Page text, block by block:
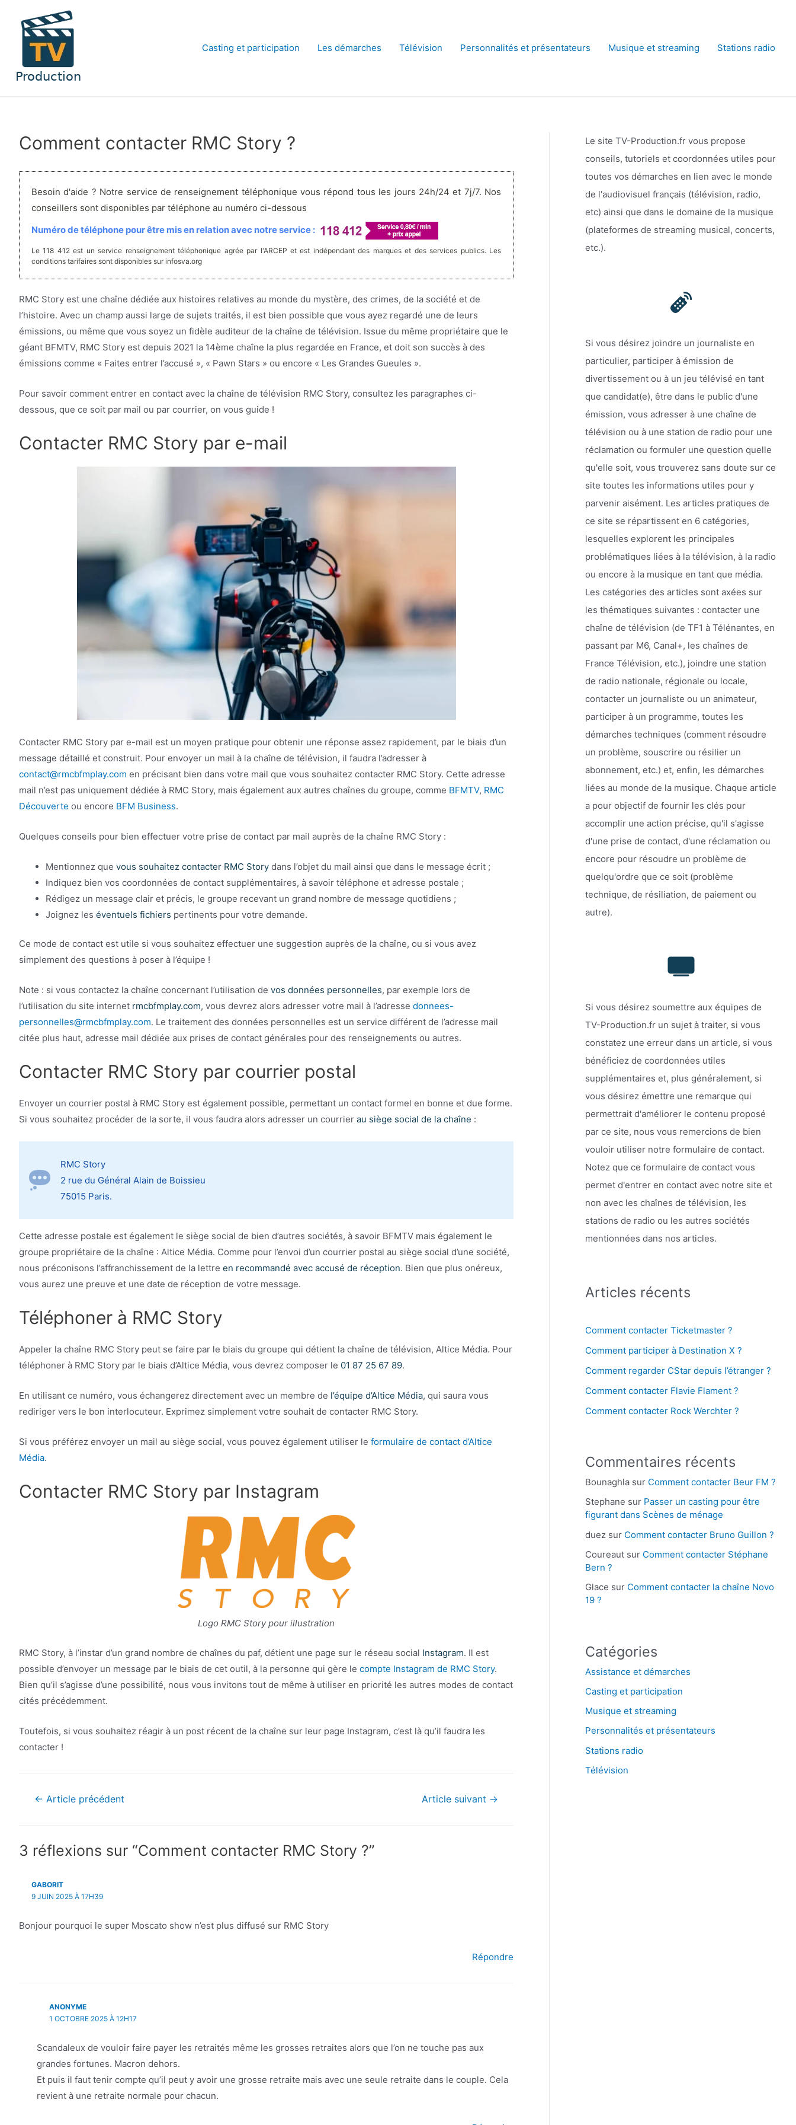
contenu
Casting et participation Les démarches Télévision Personnalités et présentateurs Musique et streaming Stations radio
Comment contacter RMC Story ?
Besoin d'aide ? Notre service de renseignement téléphonique vous répond tous les jours 24h/24 et 7j/7. Nos
conseillers sont disponibles par téléphone au numéro ci-dessous
Numéro de téléphone pour être mis en relation avec notre service :
Le 118 412 est un service renseignement téléphonique agrée par l'ARCEP et est indépendant des marques et des services publics. Les
conditions tarifaires sont disponibles sur infosva.org
RMC Story est une chaîne dédiée aux histoires relatives au monde du mystère, des crimes, de la société et de
l’histoire. Avec un champ aussi large de sujets traités, il est bien possible que vous ayez regardé une de leurs
émissions, ou même que vous soyez un fidèle auditeur de la chaîne de télévision. Issue du même propriétaire que le
géant BFMTV, RMC Story est depuis 2021 la 14ème chaîne la plus regardée en France, et doit son succès à des
émissions comme « Faites entrer l’accusé », « Pawn Stars » ou encore « Les Grandes Gueules ».
Pour savoir comment entrer en contact avec la chaîne de télévision RMC Story, consultez les paragraphes ci-
dessous, que ce soit par mail ou par courrier, on vous guide !
Contacter RMC Story par e-mail
Contacter RMC Story par e-mail est un moyen pratique pour obtenir une réponse assez rapidement, par le biais d’un
message détaillé et construit. Pour envoyer un mail à la chaîne de télévision, il faudra l’adresser à
contact@rmcbfmplay.com en précisant bien dans votre mail que vous souhaitez contacter RMC Story. Cette adresse
mail n’est pas uniquement dédiée à RMC Story, mais également aux autres chaînes du groupe, comme BFMTV, RMC
Découverte ou encore BFM Business.
Quelques conseils pour bien effectuer votre prise de contact par mail auprès de la chaîne RMC Story :
Mentionnez que vous souhaitez contacter RMC Story dans l’objet du mail ainsi que dans le message écrit ;
Indiquez bien vos coordonnées de contact supplémentaires, à savoir téléphone et adresse postale ;
Rédigez un message clair et précis, le groupe recevant un grand nombre de message quotidiens ;
Joignez les éventuels fichiers pertinents pour votre demande.
Ce mode de contact est utile si vous souhaitez effectuer une suggestion auprès de la chaîne, ou si vous avez
simplement des questions à poser à l’équipe !
Note : si vous contactez la chaîne concernant l’utilisation de vos données personnelles, par exemple lors de
l’utilisation du site internet rmcbfmplay.com, vous devrez alors adresser votre mail à l’adresse donnees-
personnelles@rmcbfmplay.com. Le traitement des données personnelles est un service différent de l’adresse mail
citée plus haut, adresse mail dédiée aux prises de contact générales pour des renseignements ou autres.
Contacter RMC Story par courrier postal
Envoyer un courrier postal à RMC Story est également possible, permettant un contact formel en bonne et due forme.
Si vous souhaitez procéder de la sorte, il vous faudra alors adresser un courrier au siège social de la chaîne :
RMC Story
2 rue du Général Alain de Boissieu
75015 Paris.
Cette adresse postale est également le siège social de bien d’autres sociétés, à savoir BFMTV mais également le
groupe propriétaire de la chaîne : Altice Média. Comme pour l’envoi d’un courrier postal au siège social d’une société,
nous préconisons l’affranchissement de la lettre en recommandé avec accusé de réception. Bien que plus onéreux,
vous aurez une preuve et une date de réception de votre message.
Téléphoner à RMC Story
Appeler la chaîne RMC Story peut se faire par le biais du groupe qui détient la chaîne de télévision, Altice Média. Pour
téléphoner à RMC Story par le biais d’Altice Média, vous devrez composer le 01 87 25 67 89.
En utilisant ce numéro, vous échangerez directement avec un membre de l’équipe d’Altice Média, qui saura vous
rediriger vers le bon interlocuteur. Exprimez simplement votre souhait de contacter RMC Story.
Si vous préférez envoyer un mail au siège social, vous pouvez également utiliser le formulaire de contact d’Altice
Média.
Contacter RMC Story par Instagram
Logo RMC Story pour illustration
RMC Story, à l’instar d’un grand nombre de chaînes du paf, détient une page sur le réseau social Instagram. Il est
possible d’envoyer un message par le biais de cet outil, à la personne qui gère le compte Instagram de RMC Story.
Bien qu’il s’agisse d’une possibilité, nous vous invitons tout de même à utiliser en priorité les autres modes de contact
cités précédemment.
Toutefois, si vous souhaitez réagir à un post récent de la chaîne sur leur page Instagram, c’est là qu’il faudra les
contacter !
Navigation
← Article précédent Article suivant →
3 réflexions sur “Comment contacter RMC Story ?”
GABORIT
9 JUIN 2025 À 17H39
Bonjour pourquoi le super Moscato show n’est plus diffusé sur RMC Story
Répondre
ANONYME
1 OCTOBRE 2025 À 12H17
Scandaleux de vouloir faire payer les retraités même les grosses retraites alors que l’on ne touche pas aux
grandes fortunes. Macron dehors.
Et puis il faut tenir compte qu’il peut y avoir une grosse retraite mais avec une seule retraite dans le couple. Cela
revient à une retraite normale pour chacun.
Le site TV-Production.fr vous propose
conseils, tutoriels et coordonnées utiles pour
toutes vos démarches en lien avec le monde
de l'audiovisuel français (télévision, radio,
etc) ainsi que dans le domaine de la musique
(plateformes de streaming musical, concerts,
etc.).
Si vous désirez joindre un journaliste en
particulier, participer à émission de
divertissement ou à un jeu télévisé en tant
que candidat(e), être dans le public d'une
émission, vous adresser à une chaîne de
télévision ou à une station de radio pour une
réclamation ou formuler une question quelle
qu'elle soit, vous trouverez sans doute sur ce
site toutes les informations utiles pour y
parvenir aisément. Les articles pratiques de
ce site se répartissent en 6 catégories,
lesquelles explorent les principales
problématiques liées à la télévision, à la radio
ou encore à la musique en tant que média.
Les catégories des articles sont axées sur
les thématiques suivantes : contacter une
chaîne de télévision (de TF1 à Télénantes, en
passant par M6, Canal+, les chaînes de
France Télévision, etc.), joindre une station
de radio nationale, régionale ou locale,
contacter un journaliste ou un animateur,
participer à un programme, toutes les
démarches techniques (comment résoudre
un problème, souscrire ou résilier un
abonnement, etc.) et, enfin, les démarches
liées au monde de la musique. Chaque article
a pour objectif de fournir les clés pour
accomplir une action précise, qu'il s'agisse
d'une prise de contact, d'une réclamation ou
encore pour résoudre un problème de
quelqu'ordre que ce soit (problème
technique, de résiliation, de paiement ou
autre).
Si vous désirez soumettre aux équipes de
TV-Production.fr un sujet à traiter, si vous
constatez une erreur dans un article, si vous
bénéficiez de coordonnées utiles
supplémentaires et, plus généralement, si
vous désirez émettre une remarque qui
permettrait d'améliorer le contenu proposé
par ce site, nous vous remercions de bien
vouloir utiliser notre formulaire de contact.
Notez que ce formulaire de contact vous
permet d'entrer en contact avec notre site et
non avec les chaînes de télévision, les
stations de radio ou les autres sociétés
mentionnées dans nos articles.
Articles récents
Comment contacter Ticketmaster ?
Comment participer à Destination X ?
Comment regarder CStar depuis l’étranger ?
Comment contacter Flavie Flament ?
Comment contacter Rock Werchter ?
Commentaires récents
Bounaghla sur Comment contacter Beur FM ?
Stephane sur Passer un casting pour être
figurant dans Scènes de ménage
duez sur Comment contacter Bruno Guillon ?
Coureaut sur Comment contacter Stéphane
Bern ?
Glace sur Comment contacter la chaîne Novo
19 ?
Catégories
Assistance et démarches
Casting et participation
Musique et streaming
Personnalités et présentateurs
Stations radio
Télévision